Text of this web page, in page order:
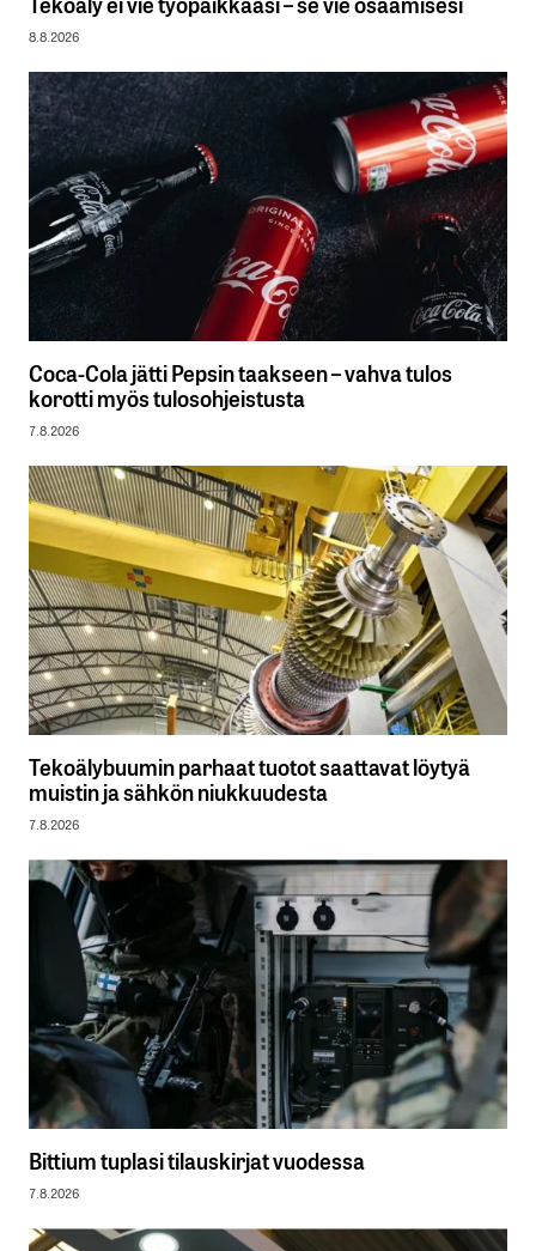
8.8.2026
Coca-Cola jätti Pepsin taakseen – vahva tulos
korotti myös tulosohjeistusta
7.8.2026
Tekoälybuumin parhaat tuotot saattavat löytyä
muistin ja sähkön niukkuudesta
7.8.2026
Bittium tuplasi tilauskirjat vuodessa
7.8.2026